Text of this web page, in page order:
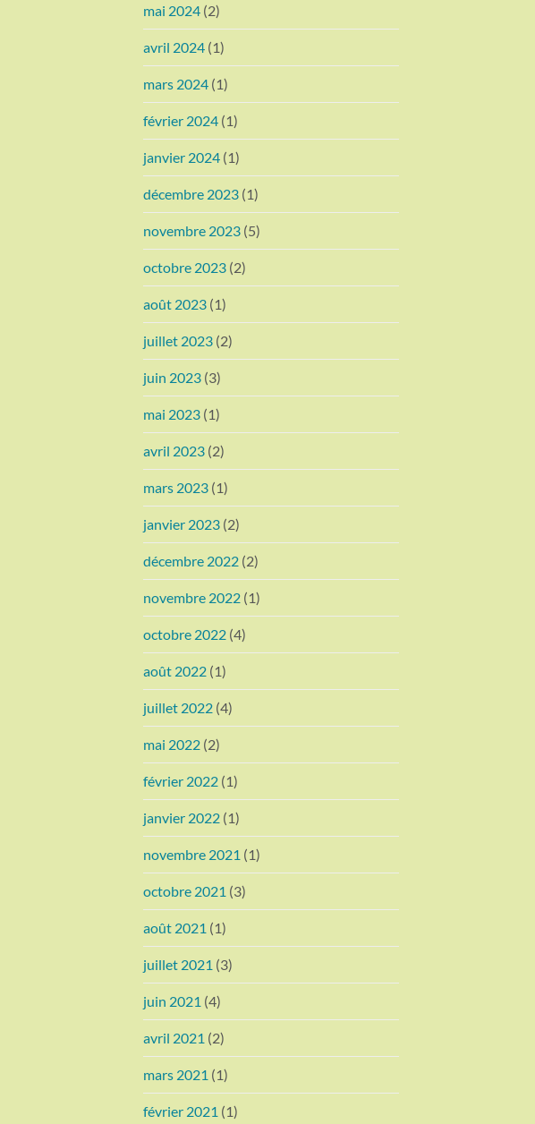
mai 2024 (2)
avril 2024 (1)
mars 2024 (1)
février 2024 (1)
janvier 2024 (1)
décembre 2023 (1)
novembre 2023 (5)
octobre 2023 (2)
août 2023 (1)
juillet 2023 (2)
juin 2023 (3)
mai 2023 (1)
avril 2023 (2)
mars 2023 (1)
janvier 2023 (2)
décembre 2022 (2)
novembre 2022 (1)
octobre 2022 (4)
août 2022 (1)
juillet 2022 (4)
mai 2022 (2)
février 2022 (1)
janvier 2022 (1)
novembre 2021 (1)
octobre 2021 (3)
août 2021 (1)
juillet 2021 (3)
juin 2021 (4)
avril 2021 (2)
mars 2021 (1)
février 2021 (1)